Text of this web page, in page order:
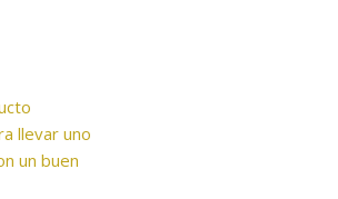
llevar uno
un buen